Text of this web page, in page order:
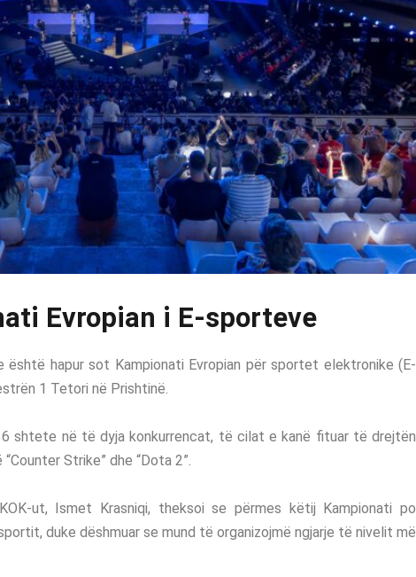
Evropian i E-sporteve
është hapur sot Kampionati Evropian për sportet elektronike (E-
1 Tetori në Prishtinë.
shtete në të dyja konkurrencat, të cilat e kanë fituar të drejtën
Strike” dhe “Dota 2”.
ut, Ismet Krasniqi, theksoi se përmes këtij Kampionati po
duke dëshmuar se mund të organizojmë ngjarje të nivelit më